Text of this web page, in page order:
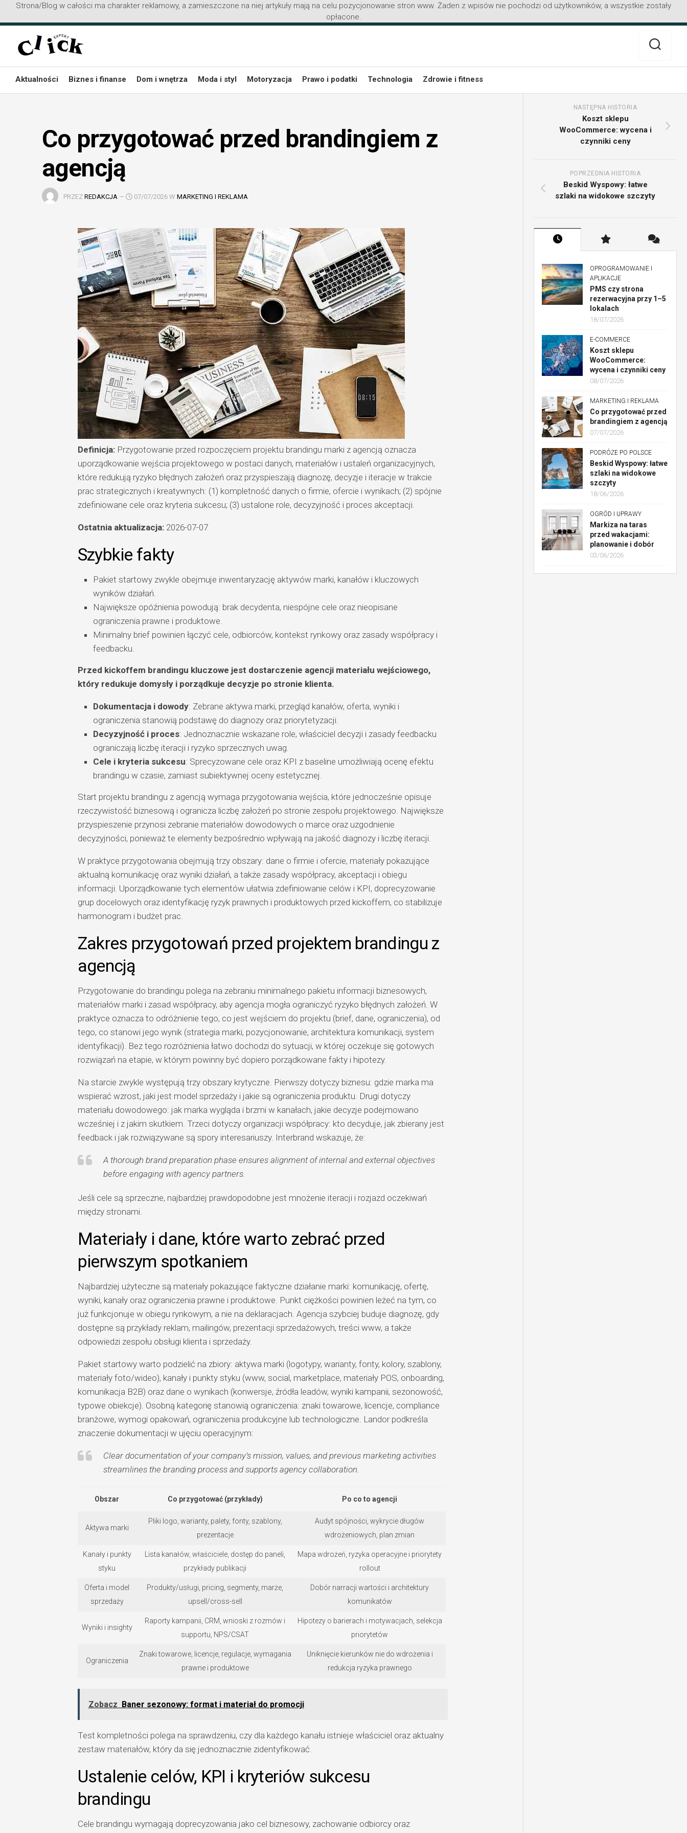
Strona/Blog w całości ma charakter reklamowy, a zamieszczone na niej artykuły mają na celu pozycjonowanie stron www. Żaden z wpisów nie pochodzi od użytkowników, a wszystkie zostały
opłacone.
Przejdź
treści
Aktualności Biznes i finanse Dom i wnętrza Moda i styl Motoryzacja Prawo i podatki Technologia Zdrowie i fitness
Co przygotować przed brandingiem z
agencją
PRZEZ REDAKCJA— 07/07/2026 W MARKETING I REKLAMA
Definicja:Przygotowanie przed rozpoczęciem projektu brandingu marki z agencją oznacza
uporządkowanie wejścia projektowego w postaci danych, materiałów i ustaleń organizacyjnych,
które redukują ryzyko błędnych założeń oraz przyspieszają diagnozę, decyzje i iteracje w trakcie
prac strategicznych i kreatywnych: (1) kompletność danych o firmie, ofercie i wynikach; (2) spójnie
zdefiniowane cele oraz kryteria sukcesu; (3) ustalone role, decyzyjność i proces akceptacji.
Ostatnia aktualizacja:2026-07-07
Szybkie fakty
Pakiet startowy zwykle obejmuje inwentaryzację aktywów marki, kanałów i kluczowych
wyników działań.
Największe opóźnienia powodują: brak decydenta, niespójne cele oraz nieopisane
ograniczenia prawne i produktowe.
Minimalny brief powinien łączyć cele, odbiorców, kontekst rynkowy oraz zasady współpracy i
feedbacku.
Przed kickoffem brandingu kluczowe jest dostarczenie agencji materiału wejściowego,
który redukuje domysły i porządkuje decyzje po stronie klienta.
Dokumentacja i dowody: Zebrane aktywa marki, przegląd kanałów, oferta, wyniki i
ograniczenia stanowią podstawę do diagnozy oraz priorytetyzacji.
Decyzyjność i proces: Jednoznacznie wskazane role, właściciel decyzji i zasady feedbacku
ograniczają liczbę iteracji i ryzyko sprzecznych uwag.
Cele i kryteria sukcesu: Sprecyzowane cele oraz KPI z baseline umożliwiają ocenę efektu
brandingu w czasie, zamiast subiektywnej oceny estetycznej.
Start projektu brandingu z agencją wymaga przygotowania wejścia, które jednocześnie opisuje
rzeczywistość biznesową i ogranicza liczbę założeń po stronie zespołu projektowego. Największe
przyspieszenie przynosi zebranie materiałów dowodowych o marce oraz uzgodnienie
decyzyjności, ponieważ te elementy bezpośrednio wpływają na jakość diagnozy i liczbę iteracji.
W praktyce przygotowania obejmują trzy obszary: dane o firmie i ofercie, materiały pokazujące
aktualną komunikację oraz wyniki działań, a także zasady współpracy, akceptacji i obiegu
informacji. Uporządkowanie tych elementów ułatwia zdefiniowanie celów i KPI, doprecyzowanie
grup docelowych oraz identyfikację ryzyk prawnych i produktowych przed kickoffem, co stabilizuje
harmonogram i budżet prac.
Zakres przygotowań przed projektem brandingu z
agencją
Przygotowanie do brandingu polega na zebraniu minimalnego pakietu informacji biznesowych,
materiałów marki i zasad współpracy, aby agencja mogła ograniczyć ryzyko błędnych założeń. W
praktyce oznacza to odróżnienie tego, co jest wejściem do projektu (brief, dane, ograniczenia), od
tego, co stanowi jego wynik (strategia marki, pozycjonowanie, architektura komunikacji, system
identyfikacji). Bez tego rozróżnienia łatwo dochodzi do sytuacji, w której oczekuje się gotowych
rozwiązań na etapie, w którym powinny być dopiero porządkowane fakty i hipotezy.
Na starcie zwykle występują trzy obszary krytyczne. Pierwszy dotyczy biznesu: gdzie marka ma
wspierać wzrost, jaki jest model sprzedaży i jakie są ograniczenia produktu. Drugi dotyczy
materiału dowodowego: jak marka wygląda i brzmi w kanałach, jakie decyzje podejmowano
wcześniej i z jakim skutkiem. Trzeci dotyczy organizacji współpracy: kto decyduje, jak zbierany jest
feedback i jak rozwiązywane są spory interesariuszy. Interbrand wskazuje, że:
A thorough brand preparation phase ensures alignment of internal and external objectives
before engaging with agency partners.
Jeśli cele są sprzeczne, najbardziej prawdopodobne jest mnożenie iteracji i rozjazd oczekiwań
między stronami.
Materiały i dane, które warto zebrać przed
pierwszym spotkaniem
Najbardziej użyteczne są materiały pokazujące faktyczne działanie marki: komunikację, ofertę,
wyniki, kanały oraz ograniczenia prawne i produktowe. Punkt ciężkości powinien leżeć na tym, co
już funkcjonuje w obiegu rynkowym, a nie na deklaracjach. Agencja szybciej buduje diagnozę, gdy
dostępne są przykłady reklam, mailingów, prezentacji sprzedażowych, treści www, a także
odpowiedzi zespołu obsługi klienta i sprzedaży.
Pakiet startowy warto podzielić na zbiory: aktywa marki (logotypy, warianty, fonty, kolory, szablony,
materiały foto/wideo), kanały i punkty styku (www, social, marketplace, materiały POS, onboarding,
komunikacja B2B) oraz dane o wynikach (konwersje, źródła leadów, wyniki kampanii, sezonowość,
typowe obiekcje). Osobną kategorię stanowią ograniczenia: znaki towarowe, licencje, compliance
branżowe, wymogi opakowań, ograniczenia produkcyjne lub technologiczne. Landor podkreśla
znaczenie dokumentacji w ujęciu operacyjnym:
Clear documentation of your company’s mission, values, and previous marketing activities
streamlines the branding process and supports agency collaboration.
Obszar Co przygotować (przykłady) Po co to agencji
Aktywa marki
Pliki logo, warianty, palety, fonty, szablony,
prezentacje
Audyt spójności, wykrycie długów
wdrożeniowych, plan zmian
Kanały i punkty
styku
Lista kanałów, właściciele, dostęp do paneli,
przykłady publikacji
Mapa wdrożeń, ryzyka operacyjne i priorytety
rollout
Oferta i model
sprzedaży
Produkty/usługi, pricing, segmenty, marże,
upsell/cross-sell
Dobór narracji wartości i architektury
komunikatów
Wyniki i insighty
Raporty kampanii, CRM, wnioski z rozmów i
supportu, NPS/CSAT
Hipotezy o barierach i motywacjach, selekcja
priorytetów
Ograniczenia
Znaki towarowe, licencje, regulacje, wymagania
prawne i produktowe
Uniknięcie kierunków nie do wdrożenia i
redukcja ryzyka prawnego
Zobacz Baner sezonowy: format i materiał do promocji
Test kompletności polega na sprawdzeniu, czy dla każdego kanału istnieje właściciel oraz aktualny
zestaw materiałów, który da się jednoznacznie zidentyfikować.
Ustalenie celów, KPI i kryteriów sukcesu
brandingu
Cele brandingu wymagają doprecyzowania jako cel biznesowy, zachowanie odbiorcy oraz
NASTĘPNA HISTORIA
Koszt sklepu
WooCommerce: wycena i
czynniki ceny
POPRZEDNIA HISTORIA
Beskid Wyspowy: łatwe
szlaki na widokowe szczyty
OPROGRAMOWANIE I
APLIKACJE
PMS czy strona
rezerwacyjna przy 1–5
lokalach
18/07/2026
E-COMMERCE
Koszt sklepu
WooCommerce:
wycena i czynniki ceny
08/07/2026
MARKETING I REKLAMA
Co przygotować przed
brandingiem z agencją
07/07/2026
PODRÓŻE PO POLSCE
Beskid Wyspowy: łatwe
szlaki na widokowe
szczyty
18/06/2026
OGRÓD I UPRAWY
Markiza na taras
przed wakacjami:
planowanie i dobór
03/06/2026